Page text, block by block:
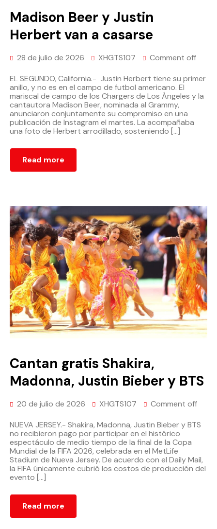
Madison Beer y Justin
Herbert van a casarse
28 de julio de 2026 XHGTS107 Comment off
EL SEGUNDO, California.- Justin Herbert tiene su primer
anillo, y no es en el campo de futbol americano. El
mariscal de campo de los Chargers de Los Ángeles y la
cantautora Madison Beer, nominada al Grammy,
anunciaron conjuntamente su compromiso en una
publicación de Instagram el martes. La acompañaba
una foto de Herbert arrodillado, sosteniendo […]
Read more
Cantan gratis Shakira,
Madonna, Justin Bieber y BTS
20 de julio de 2026 XHGTS107 Comment off
NUEVA JERSEY.- Shakira, Madonna, Justin Bieber y BTS
no recibieron pago por participar en el histórico
espectáculo de medio tiempo de la final de la Copa
Mundial de la FIFA 2026, celebrada en el MetLife
Stadium de Nueva Jersey. De acuerdo con el Daily Mail,
la FIFA únicamente cubrió los costos de producción del
evento […]
Read more